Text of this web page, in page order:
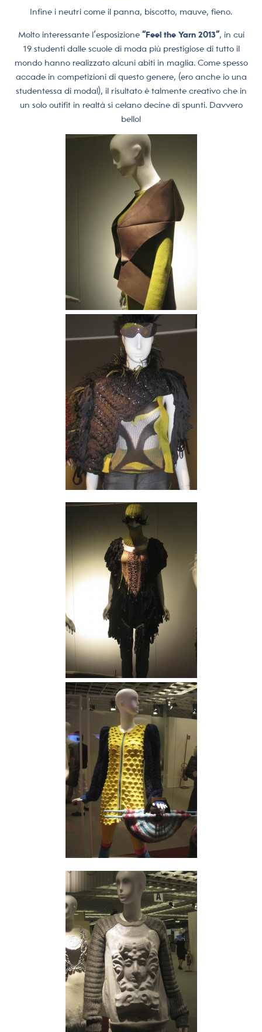
Infine i neutri come il panna, biscotto, mauve, fieno.
Molto interessante l’esposizione“Feel the Yarn 2013”, in cui
19 studenti dalle scuole di moda più prestigiose di tutto il
mondo hanno realizzato alcuni abiti in maglia. Come spesso
accade in competizioni di questo genere, (ero anche io una
studentessa di moda!), il risultato è talmente creativo che in
un solo outifit in realtà si celano decine di spunti. Davvero
bello!